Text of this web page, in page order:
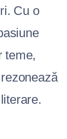
Cu o
teme,